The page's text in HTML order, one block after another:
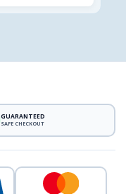
GUARANTEED
SAFE CHECKOUT